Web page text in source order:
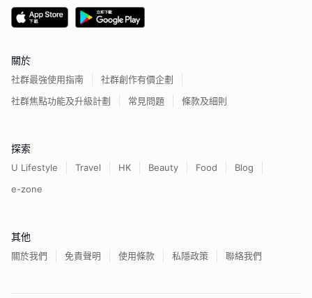
關於
社群最強使用指南
社群創作有價企劃
社群焦點功能及升級計劃
常見問題 條款及細則
探索
U Lifestyle Travel HK Beauty Food
Blog
e-zone
其他
關於我們 免責聲明 使用條款 私隱政策 聯絡我們